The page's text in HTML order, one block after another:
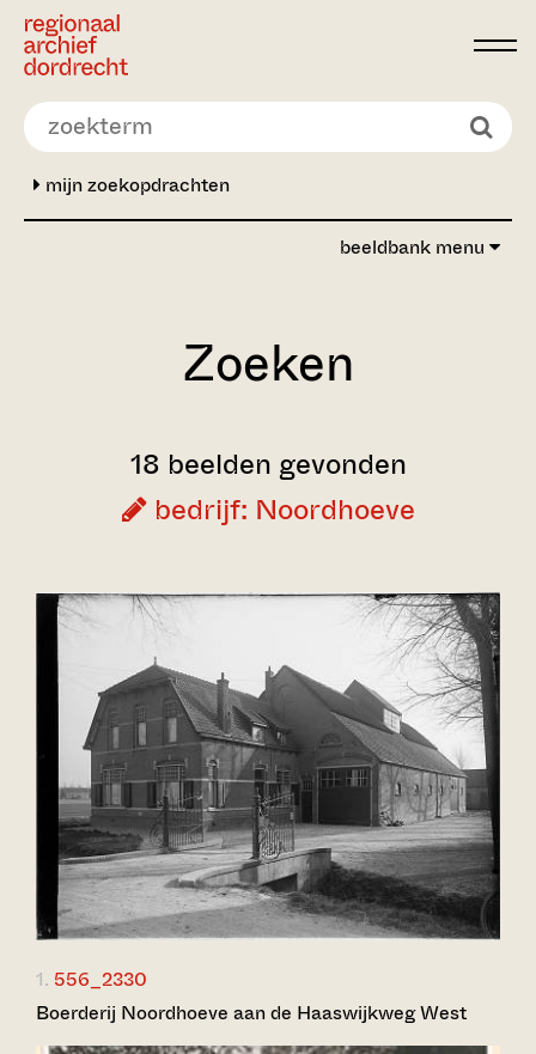
Ga direct naar de inhoud
mijn zoekopdrachten
beeldbank menu
Zoeken
18 beelden gevonden
bedrijf: Noordhoeve
1. 556_2330
Boerderij Noordhoeve aan de Haaswijkweg West